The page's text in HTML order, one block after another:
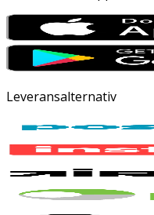
Leveransalternativ